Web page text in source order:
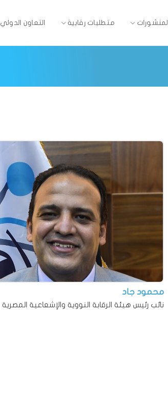
المنشورات متطلبات رقابية التعاون الدولي
محمود جاد
نائب رئيس هيئة الرقابة النووية والإشعاعية المصرية